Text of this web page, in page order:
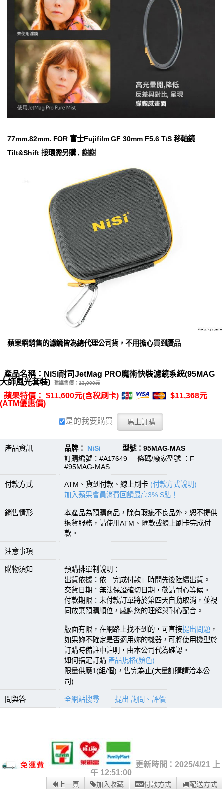
77mm.82mm. FOR 富士Fujifilm GF 30mm F5.6 T/S 移軸鏡
Tilt&Shift 接環需另購 , 謝謝
蘋果網銷售的濾鏡皆為總代理公司貨，不用擔心買到贗品
產品名稱：NiSi耐司JetMag PRO魔術快裝濾鏡系統(95MAG
大師風光套裝)
建議售價： 13,000元
蘋果特價： $11,600元(含稅刷卡)
$11,368元
(ATM優惠價)
是的我要購買
產品資訊 品牌： NiSi 型號：95MAG-MAS
訂購編號：#A17649 條碼/廠家型號 ：F
#95MAG-MAS
付款方式 ATM、貨到付款、線上刷卡 (付款方式說明)
加入蘋果會員消費回饋最高3% S點！
銷售情形
本產品為預購商品，除有瑕疵不良品外，恕不提供
退貨服務，請使用ATM、匯款或線上刷卡完成付
款。
注意事項
購物須知
預購排單制說明：
出貨依據：依「完成付款」時間先後陸續出貨。
交貨日期：無法保證確切日期，敬請耐心等候。
付款期限：未付款訂單將於第四天自動取消，並視
同放棄預購順位，感謝您的理解與耐心配合。
版面有限，在網路上找不到的，可直接提出問題 ，
如果妳不確定是否適用妳的機器，可將使用機型於
訂購時備註中註明，由本公司代為確認。
如何指定訂購 產品規格(顏色)
限量供應1(組/個)，售完為止(大量訂購請洽本公
司)
問與答 全網站搜尋 提出 詢問、評價
更新時間：2025/4/21 上
午 12:51:00
上一頁 加入收藏 付款方式 配送方式